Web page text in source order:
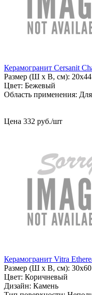
Керамогранит Cersanit
Размер (Ш х В, см): 20х44
Цвет: Бежевый
Область применения:
Цена 332 руб./шт
Керамогранит Vitra
Размер (Ш х В, см): 30х60
Цвет: Коричневый
Дизайн: Камень